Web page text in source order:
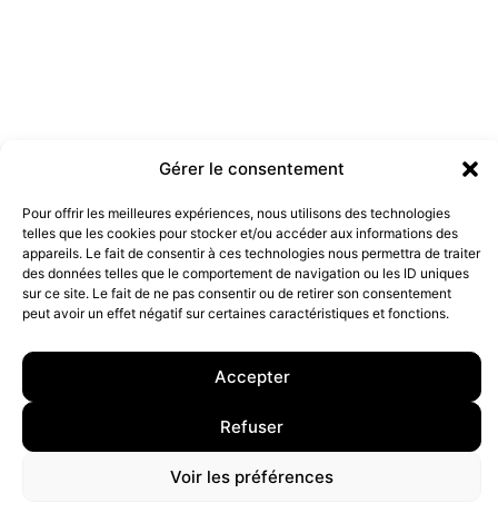
Gérer le consentement
Pour offrir les meilleures expériences, nous utilisons des technologies
telles que les cookies pour stocker et/ou accéder aux informations des
appareils. Le fait de consentir à ces technologies nous permettra de traiter
des données telles que le comportement de navigation ou les ID uniques
sur ce site. Le fait de ne pas consentir ou de retirer son consentement
peut avoir un effet négatif sur certaines caractéristiques et fonctions.
Accepter
Refuser
Voir les préférences
Les marques doivent-elles être engagées ?
19 juillet 2022
contact@armstrong.space–
Group agency –
Données Personnelles